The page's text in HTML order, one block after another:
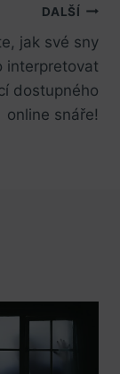
DALŠÍ
jak své sny
interpretovat
dostupného
online snáře!